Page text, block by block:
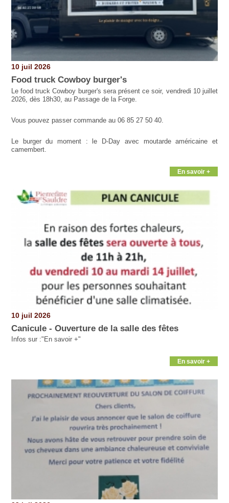
10 juil 2026
Food truck Cowboy burger's
Le food truck Cowboy burger's sera présent ce soir, vendredi 10 juillet
2026, dès 18h30, au Passage de la Forge.
Vous pouvez passer commande au 06 85 27 50 40.
Le burger du moment : le D-Day avec moutarde américaine et
camembert.
En savoir +
10 juil 2026
Canicule - Ouverture de la salle des fêtes
Infos sur :"En savoir +"
En savoir +